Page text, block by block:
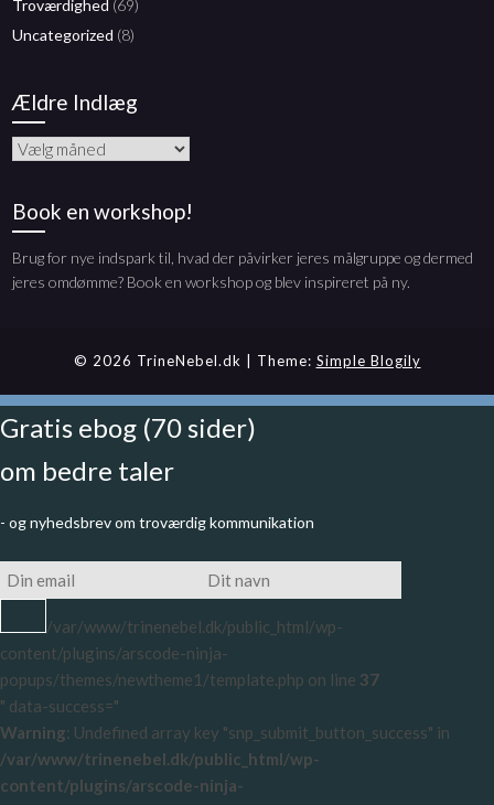
Troværdighed (69)
Uncategorized (8)
Ældre Indlæg
Ældre
Book en workshop!
Brug for nye indspark til, hvad der påvirker jeres målgruppe og dermed
jeres omdømme? Book en workshop og blev inspireret på ny.
© 2026 TrineNebel.dk | Theme: Simple Blogily
Gratis ebog (70 sider)
om bedre taler
- og nyhedsbrev om troværdig kommunikation
/var/www/trinenebel.dk/public_html/wp-
content/plugins/arscode-ninja-
popups/themes/newtheme1/template.php on line 37
" data-success="
Warning: Undefined array key "snp_submit_button_success" in
/var/www/trinenebel.dk/public_html/wp-
content/plugins/arscode-ninja-